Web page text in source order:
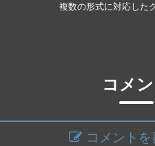
複数の形式に対応した
コメン
コメント